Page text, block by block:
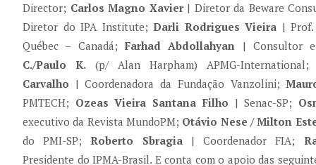
Director; Carlos Magno Xavier| Diretor da Beware
Diretor do IPA Institute; Darli Rodrigues Vieira |
Québec – Canadá; Farhad Abdollahyan | Consultor
C./Paulo K. (p/ Alan Harpham) APMG-
Carvalho | Coordenadora da Fundação Vanzolini;
PMTECH; Ozeas Vieira Santana Filho | Senac-SP;
executivo da Revista MundoPM; Otávio Nese / Milton
do PMI-SP;Roberto Sbragia| Coordenador FIA;
Presidente do IPMA-Brasil. E conta com o apoio das